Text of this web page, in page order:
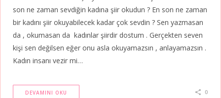
son ne zaman sevdiğin kadına şiir okudun ? En son ne zaman
bir kadını şiir okuyabilecek kadar çok sevdin ? Sen yazmasan
da , okumasan da kadınlar şiirdir dostum . Gerçekten seven
kişi sen değilsen eğer onu asla okuyamazsın , anlayamazsın .
Kadın insanı vezir mi…
DEVAMINI OKU 0